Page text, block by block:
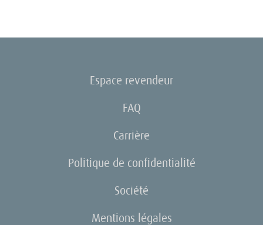
Espace revendeur
FAQ
Carrière
Politique de confidentialité
Société
Mentions légales